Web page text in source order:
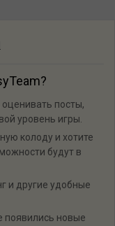
посты,
уровень игры.
колоду и хотите
будут в
и другие удобные
появились новые